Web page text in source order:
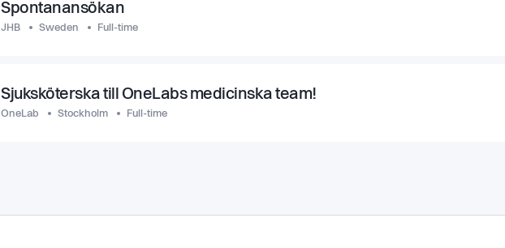
Spontanansökan
JHB Sweden Full-time
Sjuksköterska till OneLabs medicinska team!
OneLab Stockholm Full-time